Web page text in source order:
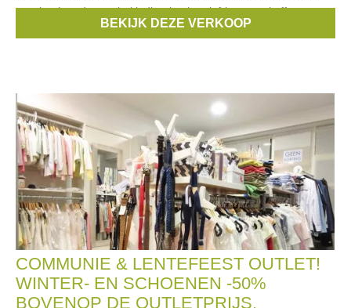
geschenken-decoratie-kleding-kookgerief-kaarsen-koffers
DOMO,Berghoff,Vileda
BEKIJK DEZE VERKOOP
COMMUNIE & LENTEFEEST OUTLET!
WINTER- EN SCHOENEN -50%
BOVENOP DE OUTLETPRIJS.